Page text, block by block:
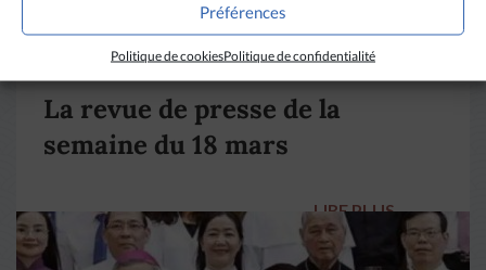
Préférences
Politique de cookiesPolitique de confidentialité
DIVERS HORIZONS
La revue de presse de la
semaine du 18 mars
LIRE PLUS →